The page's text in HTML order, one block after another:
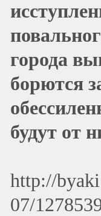
города
борются
будут от
http://
07/